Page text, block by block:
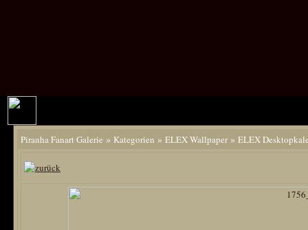
Piranha Fanart Galerie » Kategorien » ELEX Wallpaper» ELEX